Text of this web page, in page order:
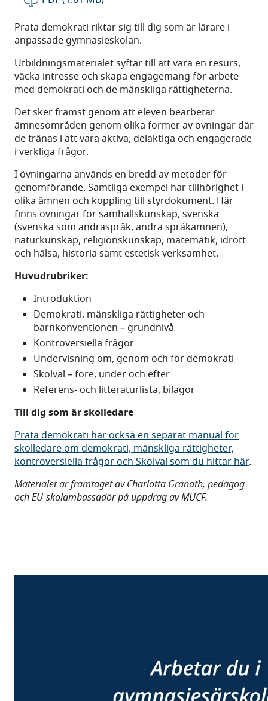
Prata demokrati riktar sig till dig som är lärare i
anpassade gymnasieskolan.
Utbildningsmaterialet syftar till att vara en resurs,
väcka intresse och skapa engagemang för arbete
med demokrati och de mänskliga rättigheterna.
Det sker främst genom att eleven bearbetar
ämnesområden genom olika former av övningar där
de tränas i att vara aktiva, delaktiga och engagerade
i verkliga frågor.
I övningarna används en bredd av metoder för
genomförande. Samtliga exempel har tillhörighet i
olika ämnen och koppling till styrdokument. Här
finns övningar för samhällskunskap, svenska
(svenska som andraspråk, andra språkämnen),
naturkunskap, religionskunskap, matematik, idrott
och hälsa, historia samt estetisk verksamhet.
Huvudrubriker:
Introduktion
Demokrati, mänskliga rättigheter och
barnkonventionen – grundnivå
Kontroversiella frågor
Undervisning om, genom och för demokrati
Skolval – före, under och efter
Referens- och litteraturlista, bilagor
Till dig som är skolledare
Prata demokrati har också en separat manual för
skolledare om demokrati, mänskliga rättigheter,
kontroversiella frågor och Skolval som du hittar här.
Materialet är framtaget av Charlotta Granath, pedagog
och EU-skolambassadör på uppdrag av MUCF.